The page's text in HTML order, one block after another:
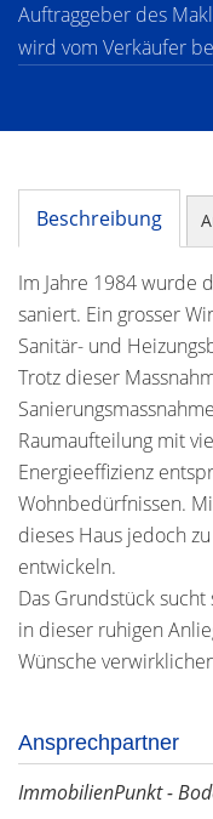
Auftraggeber des
wird vom Verkäufer
Beschreibung
Im Jahre 1984 wurde
saniert. Ein grosser
Sanitär- und
Trotz dieser
Raumaufteilung mit
Energieeffizienz
Wohnbedürfnissen.
dieses Haus jedoch
entwickeln.
Das Grundstück
in dieser ruhigen
Wünsche
Ansprechpartner
ImmobilienPunkt -